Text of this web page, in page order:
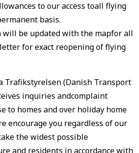
to our access toall flying
basis.
will be updated with the mapfor all
for exact reopening of flying
Trafikstyrelsen (Danish Transport
inquiries andcomplaint
to homes and over holiday home
encourage you regardless of our
the widest possible
and residents in accordance with